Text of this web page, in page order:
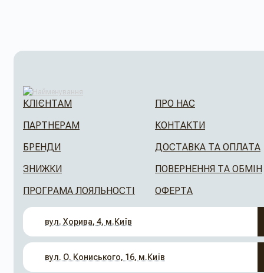
КЛІЄНТАМ
ПАРТНЕРАМ
БРЕНДИ
ЗНИЖКИ
ПРОГРАМА ЛОЯЛЬНОСТІ
ПРО НАС
КОНТАКТИ
ДОСТАВКА ТА ОПЛАТА
ПОВЕРНЕННЯ ТА ОБМІН
ОФЕРТА
вул. Хорива, 4, м.Київ
вул. О. Кониського, 16, м.Київ